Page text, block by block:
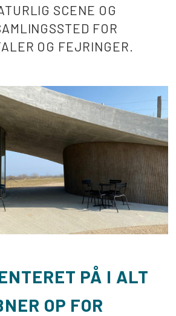
SCENE OG
FOR
OG FEJRINGER.
PÅ I ALT
OP FOR